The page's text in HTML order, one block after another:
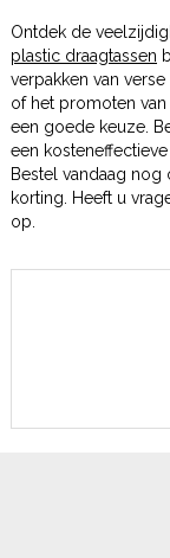
Ontdek de
plastic draagtassen
verpakken van
of het promoten
een goede keuze.
een
Bestel vandaag
korting. Heeft u
op.